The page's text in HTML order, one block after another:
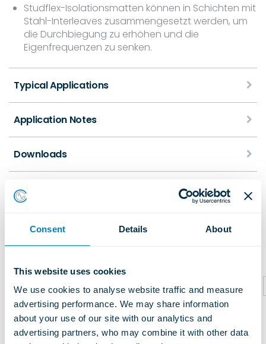
Consent Details About
This website uses cookies
We use cookies to analyse website traffic and measure
advertising performance. We may share information
about your use of our site with our analytics and
advertising partners, who may combine it with other data
Studflex-Isolationsmatten können in Schichten mit
Stahl-Interleaves zusammengesetzt werden, um
die Durchbiegung zu erhöhen und die
Eigenfrequenzen zu senken.
Typical Applications
Application Notes
Downloads
Ähnliche Produkte